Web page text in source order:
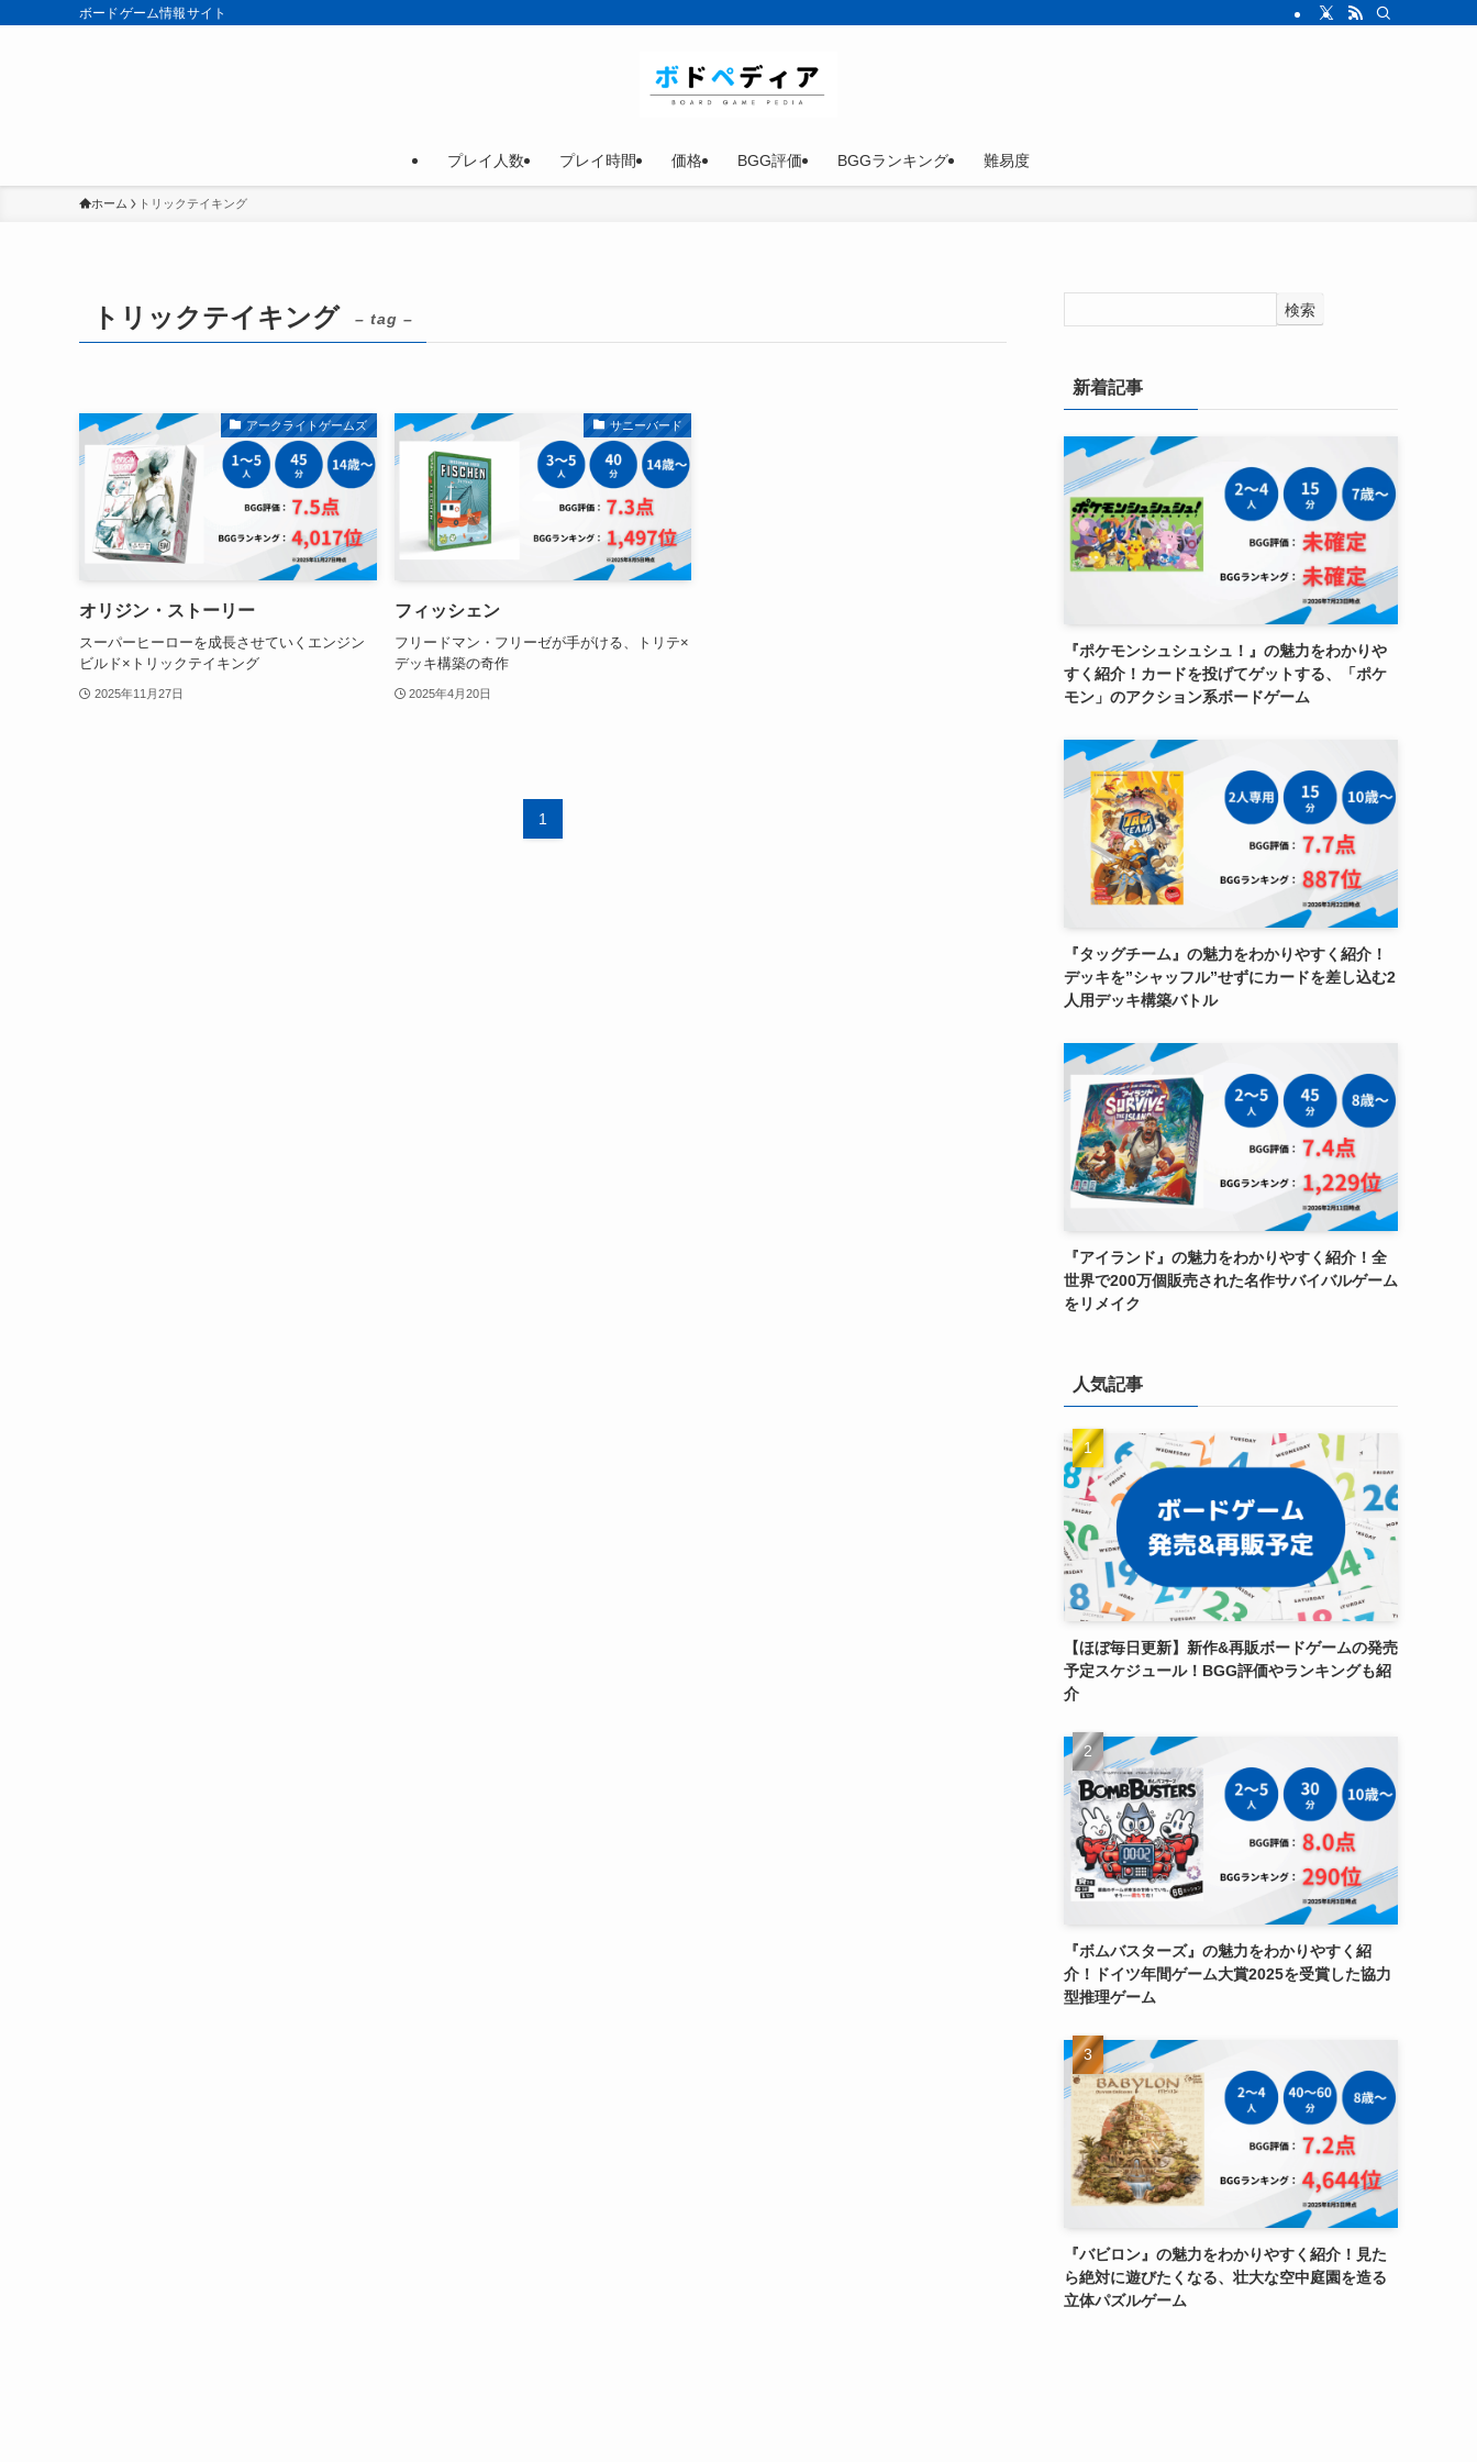
ボードゲーム情報サイト
プレイ人数 プレイ時間 価格 BGG評価 BGGランキング 難易度
ホーム トリックテイキング
トリックテイキング – tag –
アークライトゲームズ
オリジン・ストーリー
スーパーヒーローを成長させていくエンジン
ビルド×トリックテイキング
2025年11月27日
サニーバード
フィッシェン
フリードマン・フリーゼが手がける、トリテ×
デッキ構築の奇作
2025年4月20日
1
検索
新着記事
『ポケモンシュシュシュ！』の魅力をわかりや
すく紹介！カードを投げてゲットする、「ポケ
モン」のアクション系ボードゲーム
『タッグチーム』の魅力をわかりやすく紹介！
デッキを”シャッフル”せずにカードを差し込む2
人用デッキ構築バトル
『アイランド』の魅力をわかりやすく紹介！全
世界で200万個販売された名作サバイバルゲーム
をリメイク
人気記事
【ほぼ毎日更新】新作&再販ボードゲームの発売
予定スケジュール！BGG評価やランキングも紹
介
『ボムバスターズ』の魅力をわかりやすく紹
介！ドイツ年間ゲーム大賞2025を受賞した協力
型推理ゲーム
『バビロン』の魅力をわかりやすく紹介！見た
ら絶対に遊びたくなる、壮大な空中庭園を造る
立体パズルゲーム